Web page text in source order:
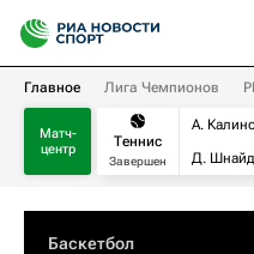
Главное Лига Чемпионов
Матч-
центр
Теннис
Завершен
А.
Д.
Баскетбол